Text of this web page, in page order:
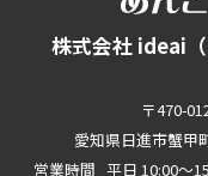
株式会社 ideai（
〒470-
愛知県日進市蟹甲
営業時間 平日 10:00～